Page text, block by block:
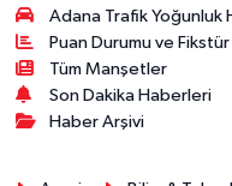
Adana Trafik Yoğunluk
Puan Durumu ve Fikstür
Tüm Manşetler
Son Dakika Haberleri
Haber Arşivi